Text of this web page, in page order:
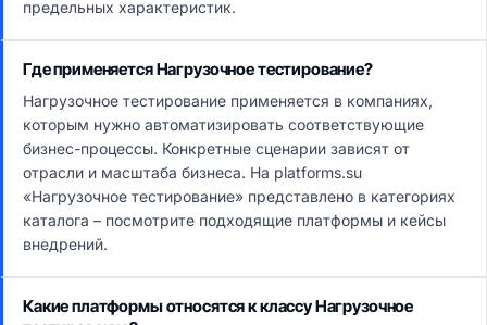
предельных характеристик.
Где применяется Нагрузочное тестирование?
Нагрузочное тестирование применяется в компаниях,
которым нужно автоматизировать соответствующие
бизнес-процессы. Конкретные сценарии зависят от
отрасли и масштаба бизнеса. На platforms.su
«Нагрузочное тестирование» представлено в категориях
каталога – посмотрите подходящие платформы и кейсы
внедрений.
Какие платформы относятся к классу Нагрузочное